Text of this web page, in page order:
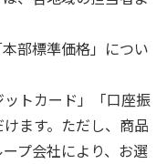
部標準価格」につい
トカード」「口座振
ます。ただし、商品
プ会社により、お選